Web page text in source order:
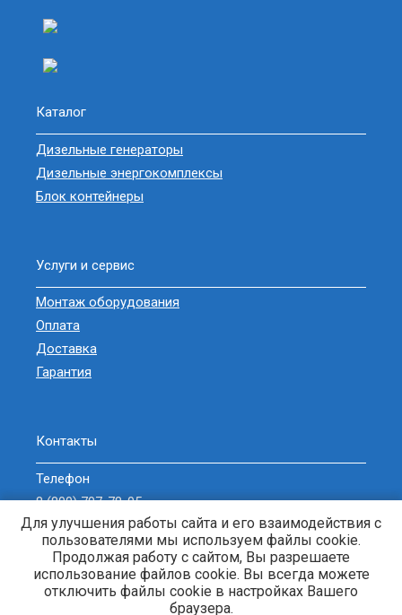
Каталог
Дизельные генераторы
Дизельные энергокомплексы
Блок контейнеры
Услуги и сервис
Монтаж оборудования
Оплата
Доставка
Гарантия
Контакты
Телефон
8 (800) 707-78-05
sell@zavodgeneratorov.ru
ОБРАТНЫЙ ЗВОНОК
Генераторы и электростанции. © 2013-2026 Энерджи-Кубань. |
Для улучшения работы сайта и его взаимодействия с
пользователями мы используем файлы cookie.
Продолжая работу с сайтом, Вы разрешаете
использование файлов cookie. Вы всегда можете
отключить файлы cookie в настройках Вашего
браузера.